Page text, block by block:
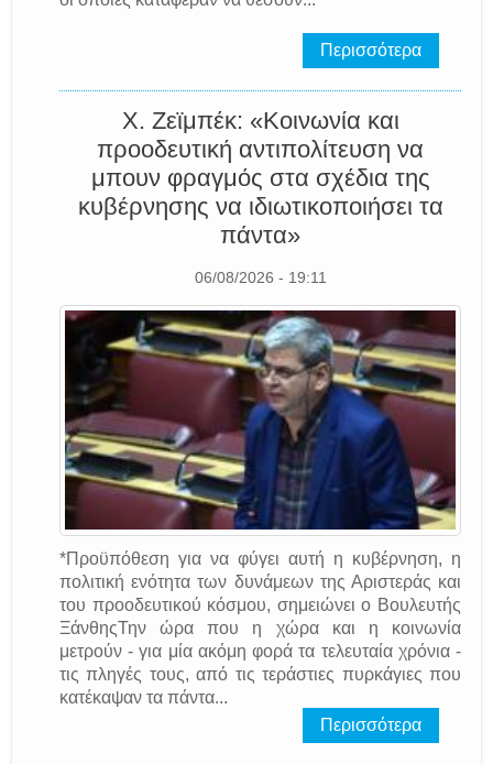
Περισσότερα
Χ. Ζεϊμπέκ: «Κοινωνία και
προοδευτική αντιπολίτευση να
μπουν φραγμός στα σχέδια της
κυβέρνησης να ιδιωτικοποιήσει τα
πάντα»
06/08/2026 - 19:11
*Προϋπόθεση για να φύγει αυτή η κυβέρνηση, η
πολιτική ενότητα των δυνάμεων της Αριστεράς και
του προοδευτικού κόσμου, σημειώνει ο Βουλευτής
ΞάνθηςΤην ώρα που η χώρα και η κοινωνία
μετρούν - για μία ακόμη φορά τα τελευταία χρόνια -
τις πληγές τους, από τις τεράστιες πυρκάγιες που
κατέκαψαν τα πάντα...
Περισσότερα